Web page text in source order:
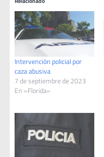
Intervención policial por
caza abusiva
7 de septiembre de 2023
En «Florida»